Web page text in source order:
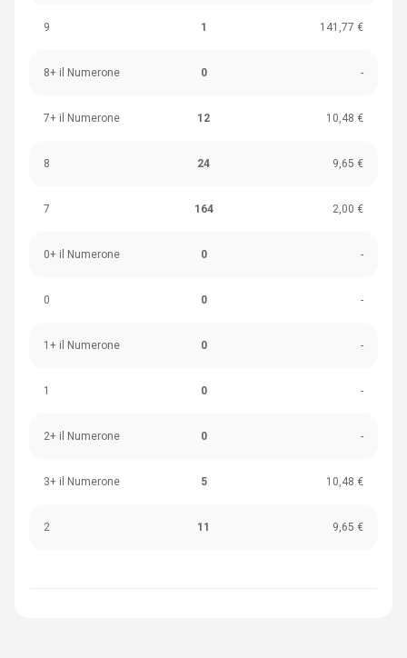
9 1 141,77 €
8+ il Numerone 0 -
7+ il Numerone 12 10,48 €
8 24 9,65 €
7 164 2,00 €
0+ il Numerone 0 -
0 0 -
1+ il Numerone 0 -
1 0 -
2+ il Numerone 0 -
3+ il Numerone 5 10,48 €
2 11 9,65 €